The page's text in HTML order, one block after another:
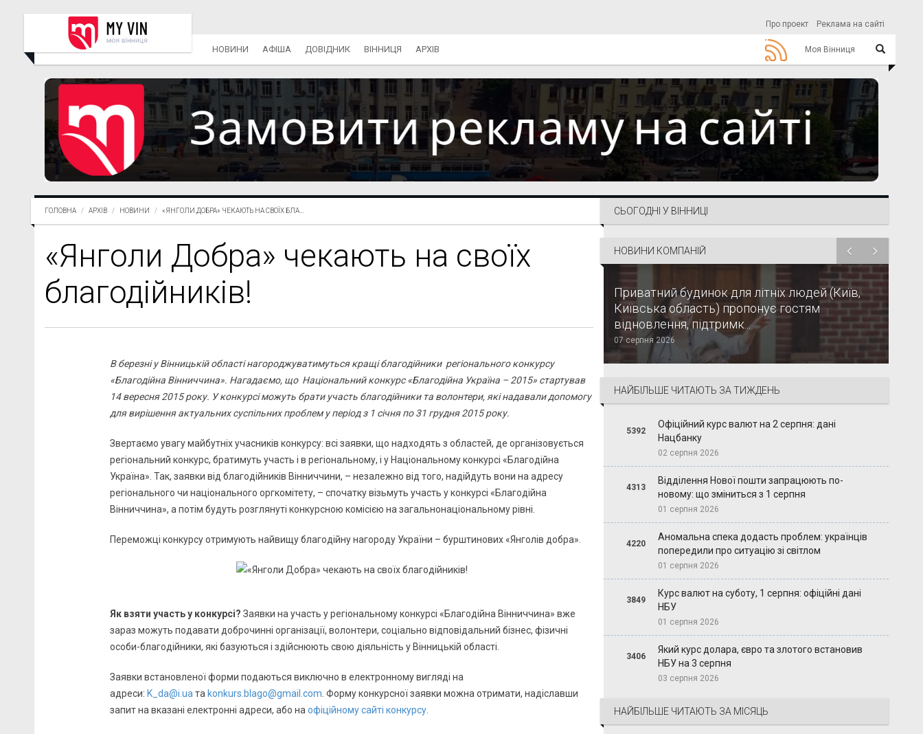
Про проект Реклама на сайті
Моя Вінниця
НОВИНИ АФІША ДОВІДНИК ВІННИЦЯ АРХІВ
ГОЛОВНА АРХІВ НОВИНИ «ЯНГОЛИ ДОБРА» ЧЕКАЮТЬ НА СВОЇХ БЛА...
«Янголи Добра» чекають на своїх
благодійників!
В березні у Вінницькій області нагороджуватимуться кращі благодійники регіонального конкурсу
«Благодійна Вінниччина». Нагадаємо, що Національний конкурс «Благодійна Україна – 2015» стартував
14 вересня 2015 року. У конкурсі можуть брати участь благодійники та волонтери, які надавали допомогу
для вирішення актуальних суспільних проблем у період з 1 січня по 31 грудня 2015 року.
Звертаємо увагу майбутніх учасників конкурсу: всі заявки, що надходять з областей, де організовується
регіональний конкурс, братимуть участь і в регіональному, і у Національному конкурсі «Благодійна
Україна». Так, заявки від благодійників Вінниччини, – незалежно від того, надійдуть вони на адресу
регіонального чи національного оргкомітету, – спочатку візьмуть участь у конкурсі «Благодійна
Вінниччина», а потім будуть розглянуті конкурсною комісією на загальнонаціональному рівні.
Переможці конкурсу отримують найвищу благодійну нагороду України – бурштинових «Янголів добра».
Як взяти участь у конкурсі? Заявки на участь у регіональному конкурсі «Благодійна Вінниччина» вже
зараз можуть подавати доброчинні організації, волонтери, соціально відповідальний бізнес, фізичні
особи-благодійники, які базуються і здійснюють свою діяльність у Вінницькій області.
Заявки встановленої форми подаються виключно в електронному вигляді на
адреси: K_da@i.ua та konkurs.blago@gmail.com . Форму конкурсної заявки можна отримати, надіславши
запит на вказані електронні адреси, або на офіційному сайті конкурсу
СЬОГОДНІ У ВІННИЦІ
НОВИНИ КОМПАНІЙ
Приватний будинок для літніх людей (Київ,
Київська область) пропонує гостям
відновлення, підтримк...
07 серпня 2026
НАЙБІЛЬШЕ ЧИТАЮТЬ ЗА ТИЖДЕНЬ
5392
Офіційний курс валют на 2 серпня: дані
Нацбанку
02 серпня 2026
4313
Відділення Нової пошти запрацюють по-
новому: що зміниться з 1 серпня
01 серпня 2026
4220
Аномальна спека додасть проблем: українців
попередили про ситуацію зі світлом
01 серпня 2026
3849
Курс валют на суботу, 1 серпня: офіційні дані
НБУ
01 серпня 2026
3406
Який курс долара, євро та злотого встановив
НБУ на 3 серпня
03 серпня 2026
НАЙБІЛЬШЕ ЧИТАЮТЬ ЗА МІСЯЦЬ